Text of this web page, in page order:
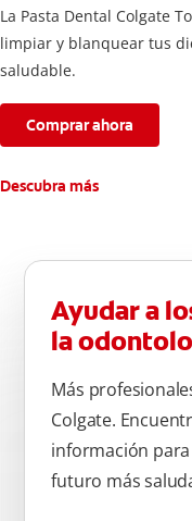
La Pasta Dental Colgate
limpiar y blanquear tus
saludable.
Comprar ahora
Descubra más
Ayudar a
la
Más
Colgate.
información
futuro más